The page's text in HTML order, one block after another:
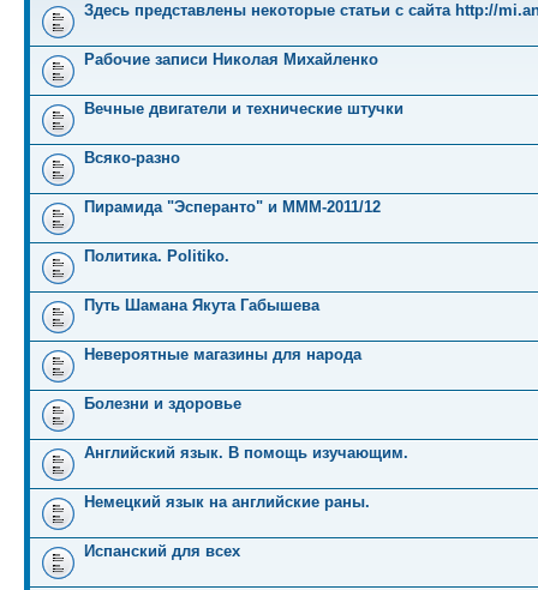
Здесь представлены некоторые статьи с сайта http://
Рабочие записи Николая Михайленко
Вечные двигатели и технические штучки
Всяко-разно
Пирамида "Эсперанто" и MMM-2011/12
Политика. Politiko.
Путь Шамана Якута Габышева
Невероятные магазины для народа
Болезни и здоровье
Английский язык. В помощь изучающим.
Немецкий язык на английские раны.
Испанский для всех